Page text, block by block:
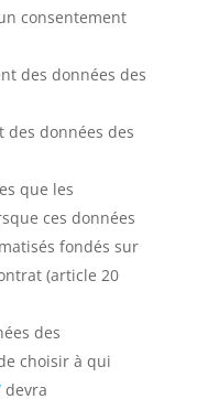
consentement
des données des
des données des
que les
ces données
fondés sur
(article 20
des
choisir à qui
devra